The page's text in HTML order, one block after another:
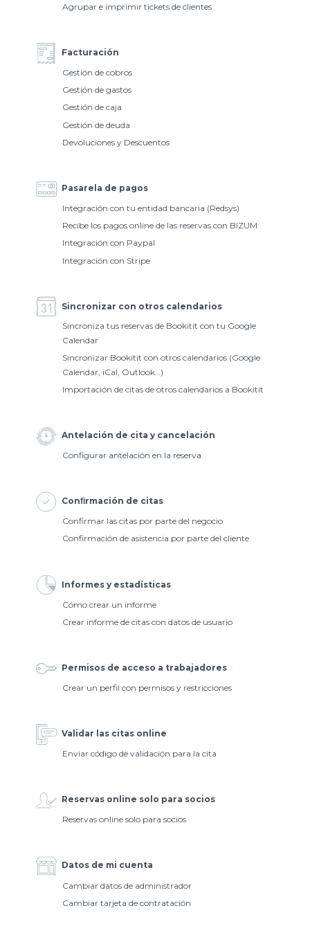
Agrupar e imprimir tickets de clientes
Facturación
Gestión de cobros
Gestión de gastos
Gestión de caja
Gestión de deuda
Devoluciones y Descuentos
Pasarela de pagos
Integración con tu entidad bancaria (Redsys)
Recibe los pagos online de las reservas con BIZUM
Integración con Paypal
Integración con Stripe
Sincronizar con otros calendarios
Sincroniza tus reservas de Bookitit con tu Google
Calendar
Sincronizar Bookitit con otros calendarios (Google
Calendar, iCal, Outlook…)
Importación de citas de otros calendarios a Bookitit
Antelación de cita y cancelación
Configurar antelación en la reserva
Conﬁrmación de citas
Confirmar las citas por parte del negocio
Confirmación de asistencia por parte del cliente
Informes y estadísticas
Cómo crear un informe
Crear informe de citas con datos de usuario
Permisos de acceso a trabajadores
Crear un perfil con permisos y restricciones
Validar las citas online
Enviar código de validación para la cita
Reservas online solo para socios
Reservas online solo para socios
Datos de mi cuenta
Cambiar datos de administrador
Cambiar tarjeta de contratación